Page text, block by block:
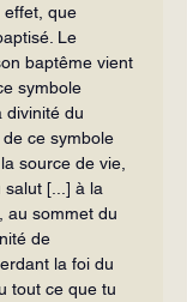
effet, que
Le
baptême vient
symbole
divinité du
de ce symbole
source de vie,
[...] à la
au sommet du
de
la foi du
tout ce que tu